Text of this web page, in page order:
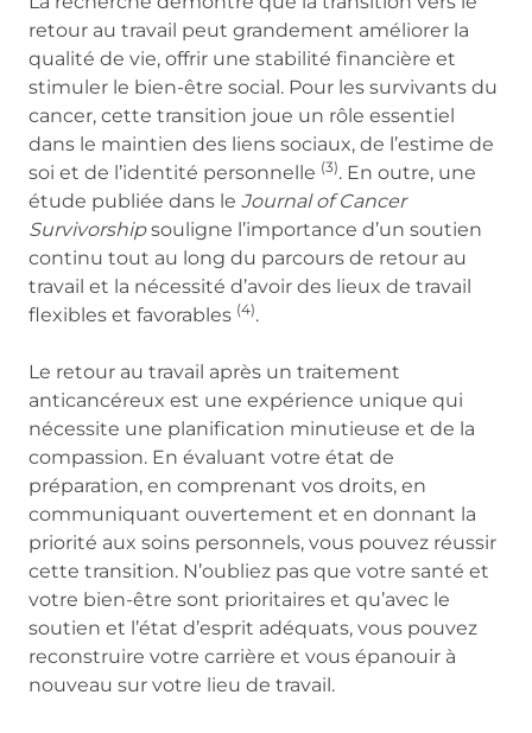
retour au travail peut grandement améliorer la
qualité de vie, offrir une stabilité financière et
stimuler le bien-être social. Pour les survivants du
cancer, cette transition joue un rôle essentiel
dans le maintien des liens sociaux, de l’estime de
soi et de l’identité personnelle (3). En outre, une
étude publiée dans le Journal of Cancer
Survivorshipsouligne l’importance d’un soutien
continu tout au long du parcours de retour au
travail et la nécessité d’avoir des lieux de travail
flexibles et favorables (4).
Le retour au travail après un traitement
anticancéreux est une expérience unique qui
nécessite une planification minutieuse et de la
compassion. En évaluant votre état de
préparation, en comprenant vos droits, en
communiquant ouvertement et en donnant la
priorité aux soins personnels, vous pouvez réussir
cette transition. N’oubliez pas que votre santé et
votre bien-être sont prioritaires et qu’avec le
soutien et l’état d’esprit adéquats, vous pouvez
reconstruire votre carrière et vous épanouir à
nouveau sur votre lieu de travail.